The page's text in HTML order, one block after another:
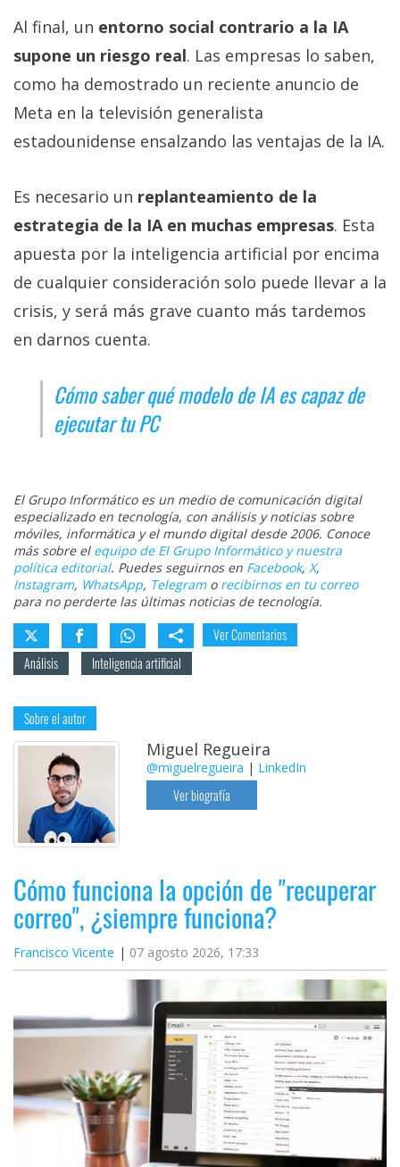
Al final, un entorno social contrario a la IA
supone un riesgo real. Las empresas lo saben,
como ha demostrado un reciente anuncio de
Meta en la televisión generalista
estadounidense ensalzando las ventajas de la IA.
Es necesario un replanteamiento de la
estrategia de la IA en muchas empresas. Esta
apuesta por la inteligencia artificial por encima
de cualquier consideración solo puede llevar a la
crisis, y será más grave cuanto más tardemos
en darnos cuenta.
Cómo saber qué modelo de IA es capaz de
ejecutar tu PC
El Grupo Informático es un medio de comunicación digital
especializado en tecnología, con análisis y noticias sobre
móviles, informática y el mundo digital desde 2006. Conoce
más sobre el equipo de El Grupo Informático y nuestra
política editorial. Puedes seguirnos en Facebook, X,
Instagram, WhatsApp, Telegramo recibirnos en tu correo
para no perderte las últimas noticias de tecnología.
Ver Comentarios
Análisis
Inteligencia artificial
Sobre el autor
Miguel Regueira
@miguelregueira | LinkedIn
Ver biografía
Cómo funciona la opción de "recuperar
correo", ¿siempre funciona?
Francisco Vicente 07 agosto 2026, 17:33